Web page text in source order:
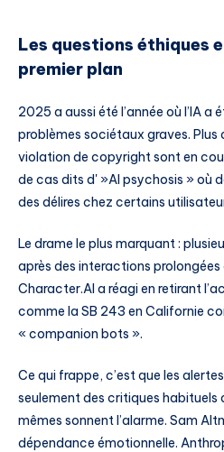
Les questions éthiques
premier plan
2025 a aussi été l’année où l’IA a
problèmes sociétaux graves.
violation de copyright sont en
de cas dits d' »AI psychosis » où
des délires chez certains
Le drame le plus marquant :
après des interactions
Character.AI a réagi en retirant
comme la SB 243 en Californie
« companion bots ».
Ce qui frappe, c’est que les
seulement des critiques habituels
mêmes sonnent l’alarme. Sam
dépendance émotionnelle.